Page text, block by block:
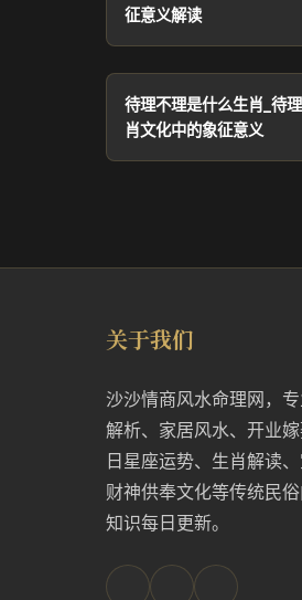
征意义解读
待理不理是什么生肖_待
肖文化中的象征意义
关于我们
沙沙情商风水命理网，
解析、家居风水、开业
日星座运势、生肖解读、
财神供奉文化等传统民
知识每日更新。